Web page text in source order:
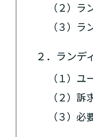
（２）
（３）
２．ランデ
（１）
（２）
（３）